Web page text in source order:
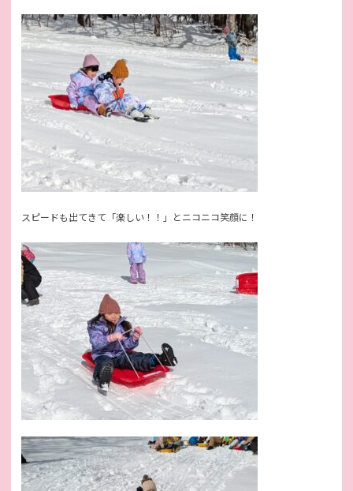
スピードも出てきて「楽しい！！」とニコニコ笑顔に！